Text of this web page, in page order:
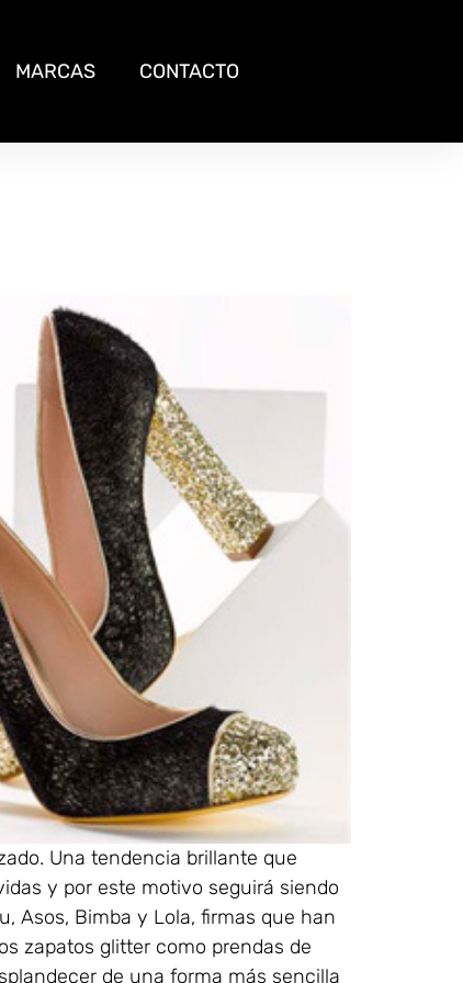
MARCAS CONTACTO
Una tendencia brillante que
y por este motivo seguirá siendo
Asos, Bimba y Lola, firmas que han
zapatos glitter como prendas de
de una forma más sencilla